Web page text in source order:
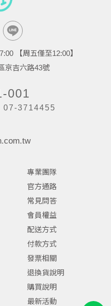
專業團隊
官方通路
常見問答
會員權益
配送方式
付款方式
發票相關
退換貨說明
購買說明
最新活動
【周五僅至12:00】
京吉六路43號
001
07-3714455